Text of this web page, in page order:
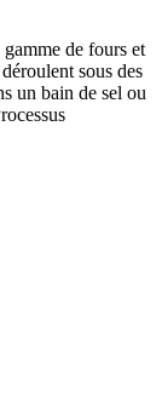
de fours et
sous des
un bain de sel ou